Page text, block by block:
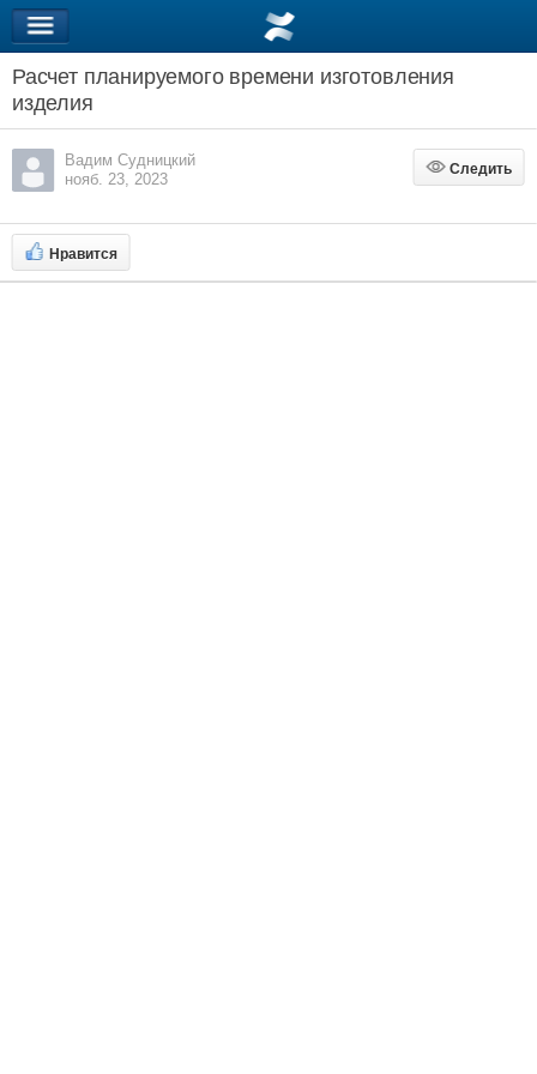
Расчет планируемого времени изготовления
изделия
Вадим Судницкий
нояб. 23, 2023
Следить
Следить
Нравится